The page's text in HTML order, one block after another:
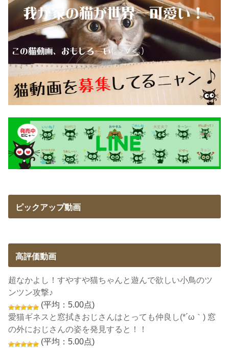
ピックアップ動画
高評価動画
超なかよし！すやすや猫ちゃんと遊んで欲しい小鳥のツ
ンツン攻撃♪
(平均：5.00点)
愛猫ギネスと窓拭きおじさんはとっても仲良し(*´ω｀) 窓
の外におじさんの姿を発見すると！！
(平均：5.00点)